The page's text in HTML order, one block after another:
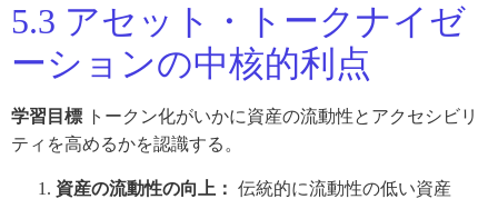
5.3 アセット・トークナイゼ
ーションの中核的利点
学習目標 トークン化がいかに資産の流動性とアクセシビリ
ティを高めるかを認識する。
資産の流動性の向上： 伝統的に流動性の低い資産